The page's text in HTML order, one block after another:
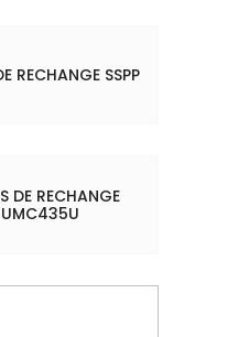
RECHANGE SSPP
DE RECHANGE
UMC435U